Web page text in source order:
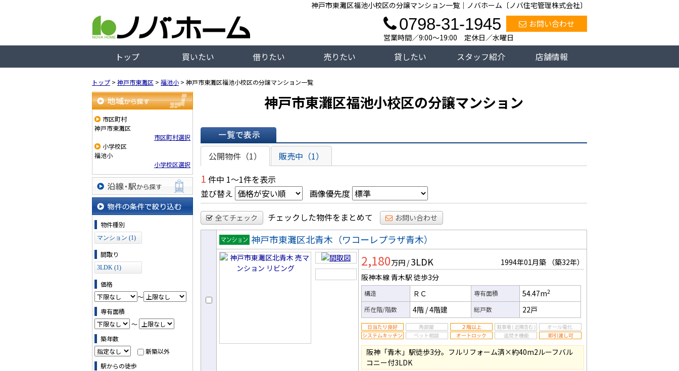
神戸市東灘区福池小校区の分譲マンション一覧｜ノバホーム〔ノバ住宅管理株式会社〕
お問い合わせ
0798-31-1945
営業時間／9:00～19:00 定休日／水曜日
トップ 買いたい 借りたい 売りたい 貸したい スタッフ紹介 店舗情報
トップ > 神戸市東灘区 > 福池小 > 神戸市東灘区福池小校区の分譲マンション一覧
地域から探す
市区町村
神戸市東灘区
市区町村選択
小学校区
福池小
小学校区選択
沿線・駅から探す
物件の条件で絞り込む
物件種別
マンション (1)
間取り
3LDK (1)
価格
～
専有面積
～
築年数
新築以外
駅からの徒歩
神戸市東灘区福池小校区の分譲マンション
一覧で表示
公開物件（1） 販売中（1）
1 件中 1～1件を表示
並び替え
画像優先度
全てチェック チェックした物件をまとめて お問い合わせ
売マンシ
ョン
神戸市東灘区北青木（ワコーレプラザ青木）
2,180万円 / 3LDK 1994年01月築
（築32年）
阪神本線 青木駅 徒歩3分
構造 ＲＣ 専有面積 54.47m2
所在階/階数 4階 /4階建 総戸数 22戸
阪神「青木」駅徒歩3分。フルリフォーム済×約40m2ルーフバル
コニー付3LDK